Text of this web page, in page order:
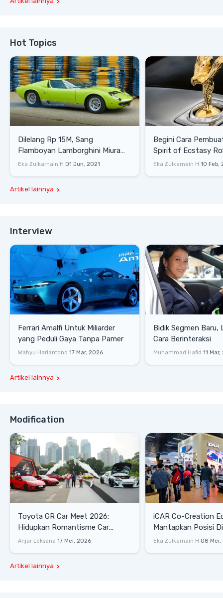
Hot Topics
Dilelang Rp 15M, Sang
Flamboyan Lamborghini Miura
P400 S
Eka Zulkarnain H 01 Jun, 2021
Begini Cara
Spirit of Ecstasy
Eka Zulkarnain H 10 Feb,
Artikel lainnya
Interview
Ferrari Amalfi Untuk Miliarder
yang Peduli Gaya Tanpa Pamer
Wahyu Hariantono 17 Mar, 2026
Bidik Segmen Baru,
Cara Berinteraksi
Muhammad Hafid 11
Artikel lainnya
Modification
Toyota GR Car Meet 2026:
Hidupkan Romantisme Car
Culture Era 90-an
Anjar Leksana 17 Mei, 2026
iCAR Co-Creation
Mantapkan Posisi
Gaya Hidup
Eka Zulkarnain H 08 Mei,
Artikel lainnya